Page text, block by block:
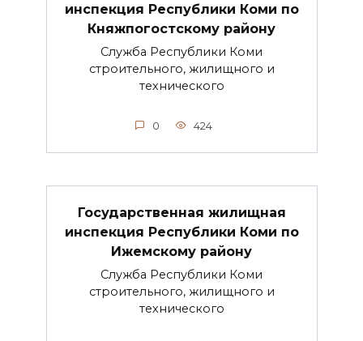
инспекция Республики Коми по
Княжпогостскому району
Служба Республики Коми
строительного, жилищного и
технического
0 424
Государственная жилищная
инспекция Республики Коми по
Ижемскому району
Служба Республики Коми
строительного, жилищного и
технического